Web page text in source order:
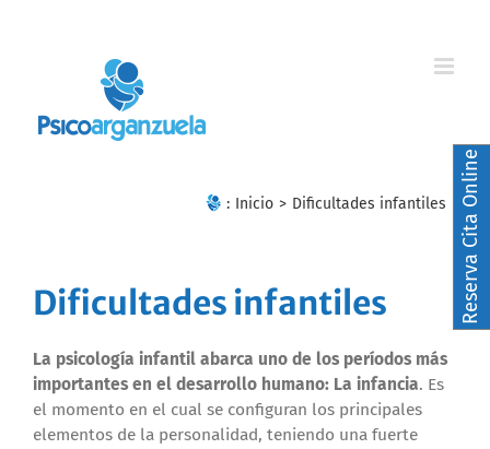
: Inicio > Dificultades infantiles
Dificultades infantiles
La psicología infantil abarca uno de los períodos más
importantes en el desarrollo humano: La infancia. Es
el momento en el cual se configuran los principales
elementos de la personalidad, teniendo una fuerte
Reserva Cita Online